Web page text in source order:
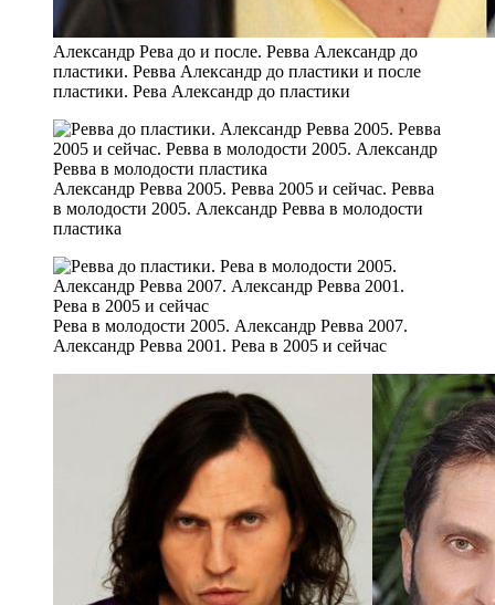
Александр Рева до и после. Ревва Александр до
пластики. Ревва Александр до пластики и после
пластики. Рева Александр до пластики
Александр Ревва 2005. Ревва 2005 и сейчас. Ревва
в молодости 2005. Александр Ревва в молодости
пластика
Рева в молодости 2005. Александр Ревва 2007.
Александр Ревва 2001. Рева в 2005 и сейчас